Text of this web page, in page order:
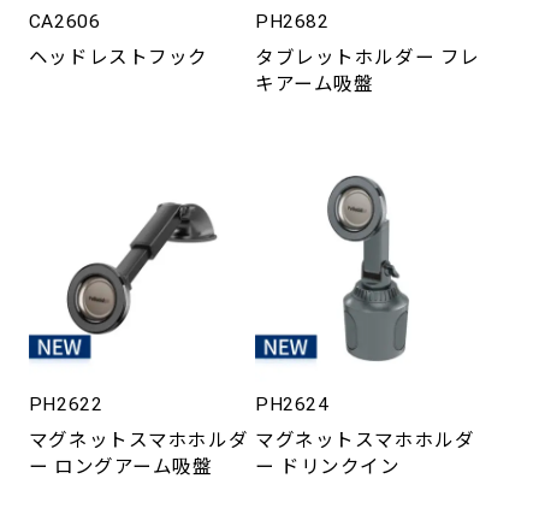
CA2606
ヘッドレストフック
PH2682
タブレットホルダー フレ
キアーム吸盤
PH2622
マグネットスマホホルダ
ー ロングアーム吸盤
PH2624
マグネットスマホホルダ
ー ドリンクイン